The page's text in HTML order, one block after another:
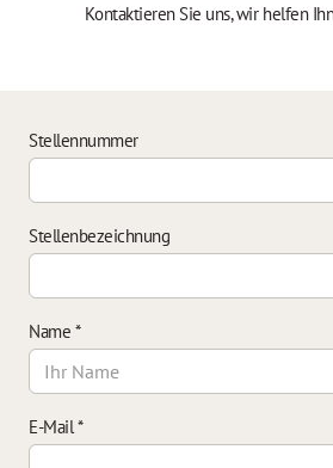
Kontaktieren Sie uns, wir helfen
Stellennummer
Stellenbezeichnung
Name *
E-Mail*